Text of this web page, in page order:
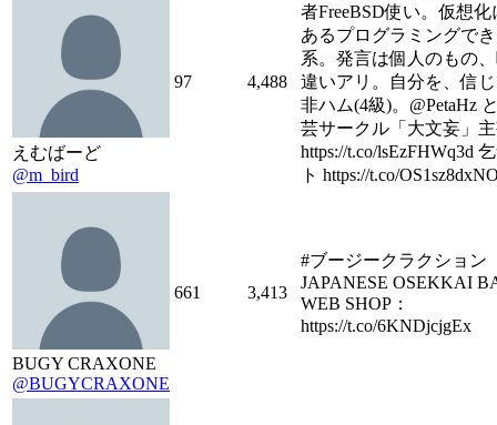
えむばーど
@m_bird
97 4,488
者FreeBSD使い。仮想化
あるプログラミングで
系。発言は個人のもの
違いアリ。自分を、信
非ハム(4級)。@PetaHz
芸サークル「大文妄」
https://t.co/lsEzFHWq3d
ト https://t.co/
BUGY CRAXONE
@BUGYCRAXONE
661 3,413
#ブージークラクション
JAPANESE OSEKKAI
WEB SHOP：
https://t.co/6KNDjcjgEx